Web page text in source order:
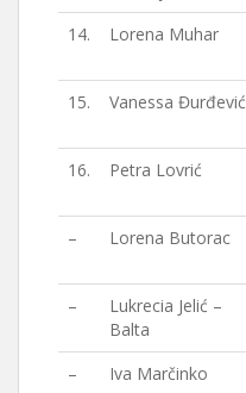
14. Lorena Muhar
15. Vanessa Đurđević
16. Petra Lovrić
– Lorena Butorac
–
Lukrecia Jelić –
Balta
– Iva Marčinko